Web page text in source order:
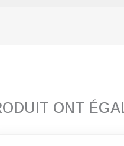
ONT